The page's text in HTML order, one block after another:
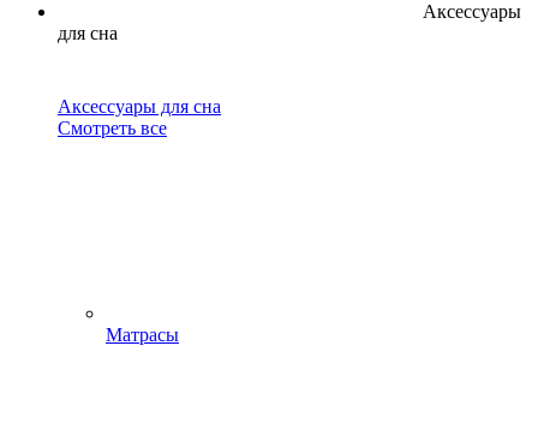
Аксессуары
для сна
Аксессуары для сна
Смотреть все
Матрасы